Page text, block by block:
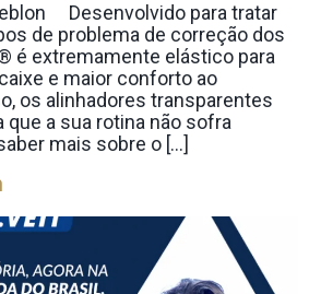
⠀ Desenvolvido para tratar
de problema de correção dos
é extremamente elástico para
e maior conforto ao
os alinhadores transparentes
que a sua rotina não sofra
mais sobre o […]